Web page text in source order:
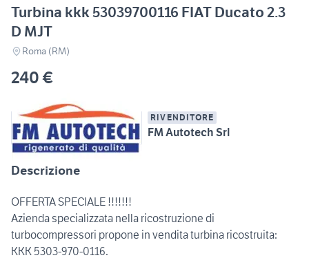
Turbina kkk 53039700116 FIAT Ducato 2.3
D MJT
Roma (RM)
240 €
RIVENDITORE
FM Autotech Srl
Descrizione
OFFERTA SPECIALE !!!!!!!
Azienda specializzata nella ricostruzione di
turbocompressori propone in vendita turbina ricostruita:
KKK 5303-970-0116.